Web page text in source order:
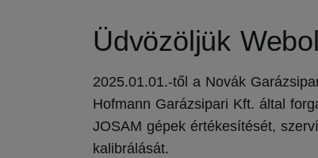
Üdvözöljük
2025.01.01.-től a Novák
Hofmann Garázsipari Kft. által
JOSAM gépek értékesítését,
kalibrálását.